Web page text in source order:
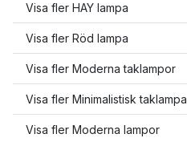
Visa fler HAY lampa
Visa fler Röd lampa
Visa fler Moderna taklampor
Visa fler Minimalistisk taklampa
Visa fler Moderna lampor